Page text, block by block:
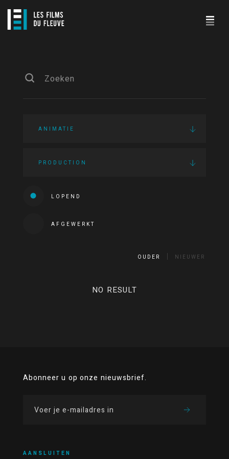
ANIMATIE
PRODUCTION
LOPEND
AFGEWERKT
OUDER NIEUWER
NO RESULT
Abonneer u op onze nieuwsbrief.
AANSLUITEN